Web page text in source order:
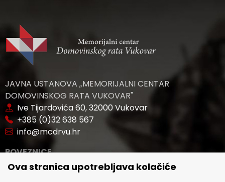
Ova stranica upotrebljava kolačiće
JAVNA USTANOVA „MEMORIJALNI CENTAR
DOMOVINSKOG RATA VUKOVAR"
Ive Tijardovića 60, 32000 Vukovar
+385 (0)32 638 567
info@mcdrvu.hr
POVEZNICE
🢒 Novosti